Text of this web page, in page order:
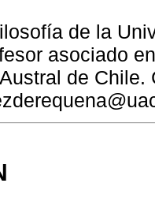
de la
asociado
de Chile.